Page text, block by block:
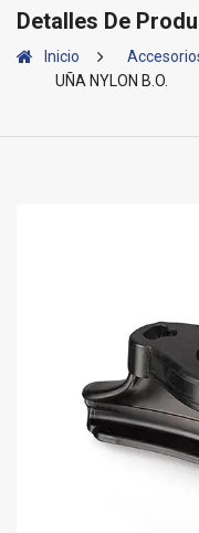
Detalles De
Inicio
UÑA NYLON B.O.